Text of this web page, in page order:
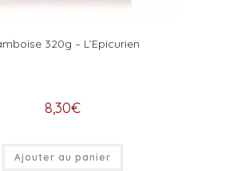
320g – L’Epicurien
8,30€
Ajouter au panier